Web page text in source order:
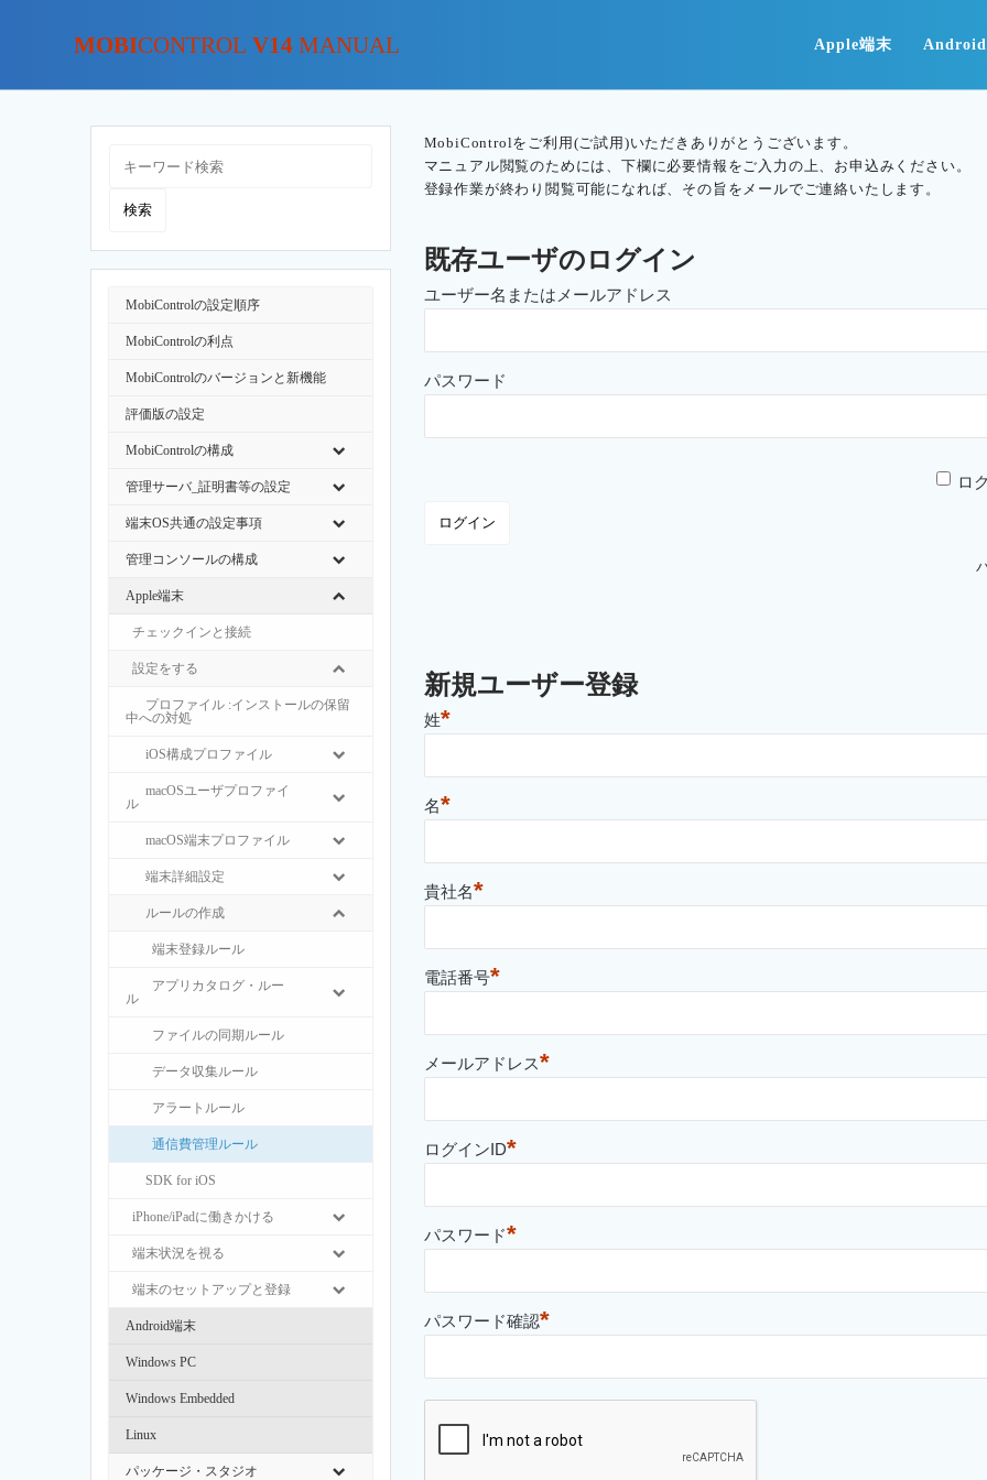
MOBICONTROL V14 MANUAL Apple端末
MobiControlの設定順序
MobiControlの利点
MobiControlのバージョンと新機能
評価版の設定
MobiControlの構成
管理サーバ_証明書等の設定
端末OS共通の設定事項
管理コンソールの構成
Apple端末
チェックインと接続
設定をする
プロファイル :インストールの保留
中への対処
iOS構成プロファイル
macOSユーザプロファイ
ル
macOS端末プロファイル
端末詳細設定
ルールの作成
端末登録ルール
アプリカタログ・ルー
ル
ファイルの同期ルール
データ収集ルール
アラートルール
通信費管理ルール
SDK for iOS
iPhone/iPadに働きかける
端末状況を視る
端末のセットアップと登録
Android端末
Windows PC
Windows Embedded
Linux
パッケージ・スタジオ
MobiControlをご利用(ご試用)いただきありがとうございます。
マニュアル閲覧のためには、下欄に必要情報をご入力の上、お申込みください。
登録作業が終わり閲覧可能になれば、その旨をメールでご連絡いたします。
既存ユーザのログイン
ユーザー名またはメールアドレス
パスワード
ロ
新規ユーザー登録
姓*
名*
貴社名*
電話番号*
メールアドレス*
ログインID*
パスワード*
パスワード確認*